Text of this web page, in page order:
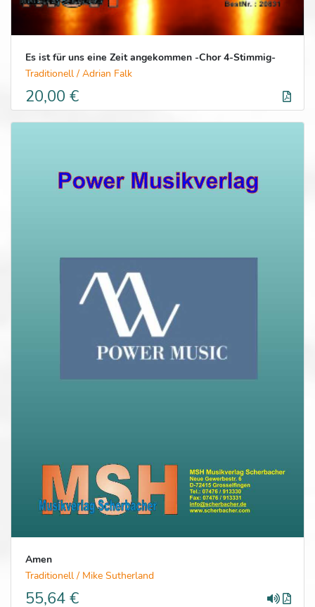
Es ist für uns eine Zeit angekommen -Chor 4-Stimmig-
Traditionell / Adrian Falk
20,00 €
Amen
Traditionell / Mike Sutherland
55,64 €